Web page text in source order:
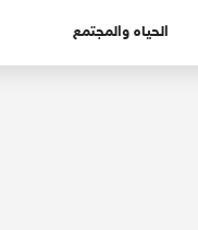
الحياه والمجتمع